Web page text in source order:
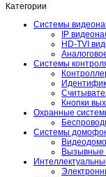
Категории
Системы
IP
HD-TVI
Системы
Кнопки
Охранные
Системы
Вызывные